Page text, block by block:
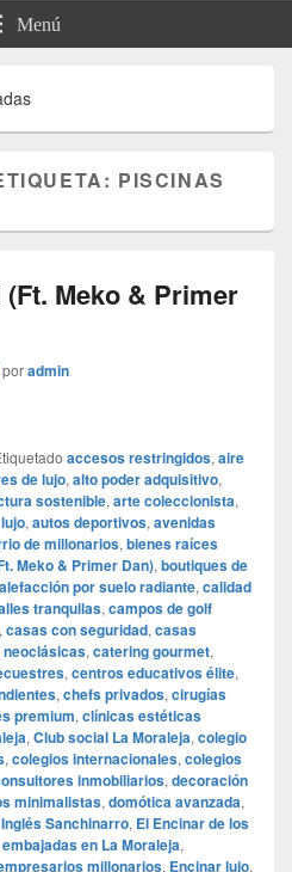
Menú
PISCINAS
Meko & Primer
poradmin
accesos restringidos, aire
de lujo, alto poder adquisitivo,
sostenible, arte coleccionista,
, autos deportivos, avenidas
de millonarios, bienes raíces
Meko & Primer Dan), boutiques de
por suelo radiante, calidad
tranquilas, campos de golf
, casas con seguridad, casas
, catering gourmet,
, centros educativos élite,
, chefs privados, cirugías
premium, clínicas estéticas
, Club social La Moraleja, colegio
, colegios internacionales, colegios
inmobiliarios, decoración
minimalistas, domótica avanzada,
Sanchinarro, El Encinar de los
embajadas en La Moraleja,
millonarios, Encinar lujo,